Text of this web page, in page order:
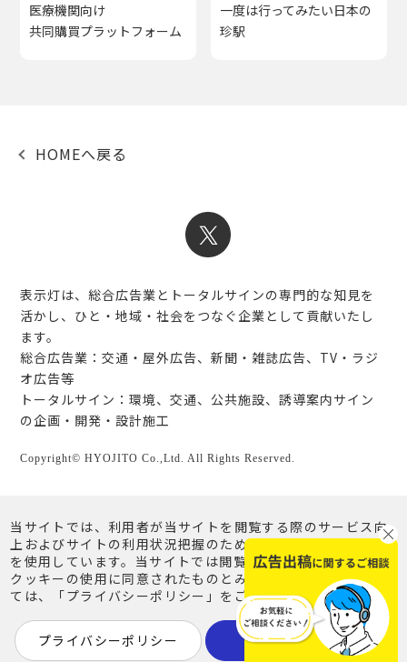
医療機関向け
共同購買プラットフォーム
一度は行ってみたい日本の
珍駅
HOMEへ戻る
表示灯は、総合広告業とトータルサインの専門的な知見を
活かし、ひと・地域・社会をつなぐ企業として貢献いたし
ます。
総合広告業：交通・屋外広告、新聞・雑誌広告、TV・ラジ
オ広告等
トータルサイン：環境、交通、公共施設、誘導案内サイン
の企画・開発・設計施工
Copyright© HYOJITO Co.,Ltd. All Rights Reserved.
当サイトでは、利用者が当サイトを閲覧する際のサービス向
上およびサイトの利用状況把握のため、クッキー（Cookie）
を使用しています。当サイトでは閲覧を継続されることで、
クッキーの使用に同意されたものとみなします。詳細につい
ては、「プライバシーポリシー」をご覧ください。
プライバシーポリシー 同意する